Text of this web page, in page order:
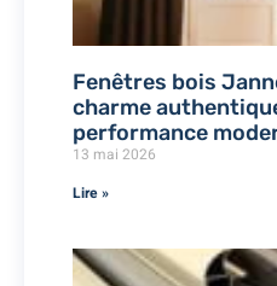
Fenêtres bois
charme
performance
13 mai 2026
Lire »